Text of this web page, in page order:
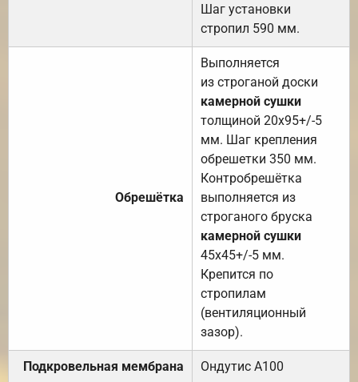
Шаг установки
стропил 590 мм.
Обрешётка
Выполняется
из строганой доски
камерной сушки
толщиной 20х95+/-5
мм. Шаг крепления
обрешетки 350 мм.
Контробрешётка
выполняется из
строганого бруска
камерной сушки
45х45+/-5 мм.
Крепится по
стропилам
(вентиляционный
зазор).
Подкровельная мембрана Ондутис А100